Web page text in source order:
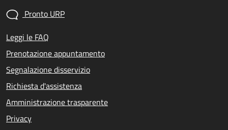
Pronto URP
Leggi le FAQ
Prenotazione appuntamento
Segnalazione disservizio
Richiesta d'assistenza
Amministrazione trasparente
Privacy